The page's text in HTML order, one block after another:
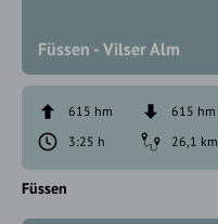
Füssen - Vilser Alm
615 hm
615 hm
3:25 h
26,1 km
Füssen